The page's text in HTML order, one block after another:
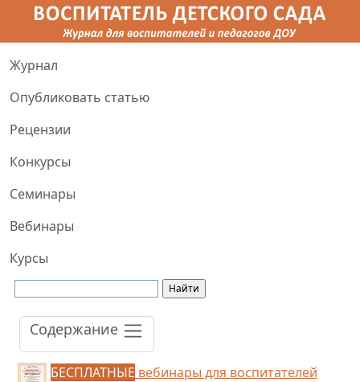
Журнал
Опубликовать статью
Рецензии
Конкурсы
Семинары
Вебинары
Курсы
Содержание
БЕСПЛАТНЫЕ вебинары для воспитателей